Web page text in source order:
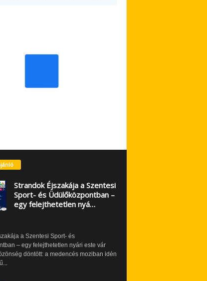
Strandok Éjszakája a Szentesi
Sport- és Üdülőközpontban –
egy felejthetetlen nyá…
a Szentesi Sport- és
– egy felejthetetlen nyári este vár
döntött: a medencés moziban idén